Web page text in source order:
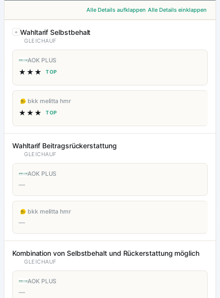
Alle Details aufklappen Alle Details einklappen
Wahltarif Selbstbehalt
GLEICHAUF
AOK PLUS
★★★ TOP
bkk melitta hmr
★★★ TOP
Wahltarif Beitragsrückerstattung
GLEICHAUF
AOK PLUS
—
bkk melitta hmr
—
Kombination von Selbstbehalt und Rückerstattung möglich
GLEICHAUF
AOK PLUS
—